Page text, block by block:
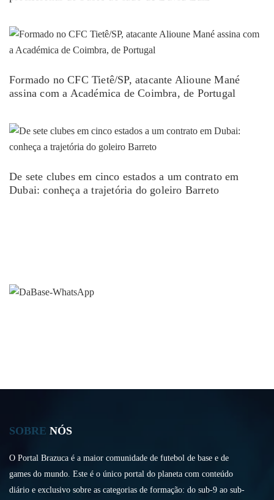
Formado no CFC Tietê/SP, atacante Alioune Mané
assina com a Académica de Coimbra, de Portugal
De sete clubes em cinco estados a um contrato em
Dubai: conheça a trajetória do goleiro Barreto
SOBRE NÓS
O Portal Brazuca é a maior comunidade de futebol de base e de
games do mundo. Este é o único portal do planeta com conteúdo
diário e exclusivo sobre as categorias de formação: do sub-9 ao sub-